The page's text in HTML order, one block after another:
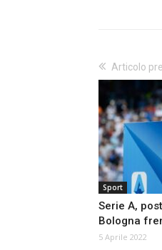
Articolo
Sport
Serie A,
Bologna
5 Aprile 2022